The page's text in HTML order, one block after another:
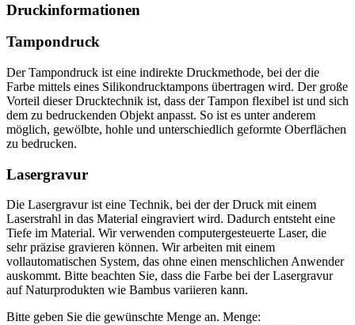
Druckinformationen
Tampondruck
Der Tampondruck ist eine indirekte Druckmethode, bei der die
Farbe mittels eines Silikondrucktampons übertragen wird. Der große
Vorteil dieser Drucktechnik ist, dass der Tampon flexibel ist und sich
dem zu bedruckenden Objekt anpasst. So ist es unter anderem
möglich, gewölbte, hohle und unterschiedlich geformte Oberflächen
zu bedrucken.
Lasergravur
Die Lasergravur ist eine Technik, bei der der Druck mit einem
Laserstrahl in das Material eingraviert wird. Dadurch entsteht eine
Tiefe im Material. Wir verwenden computergesteuerte Laser, die
sehr präzise gravieren können. Wir arbeiten mit einem
vollautomatischen System, das ohne einen menschlichen Anwender
auskommt. Bitte beachten Sie, dass die Farbe bei der Lasergravur
auf Naturprodukten wie Bambus variieren kann.
Bitte geben Sie die gewünschte Menge an. Menge: